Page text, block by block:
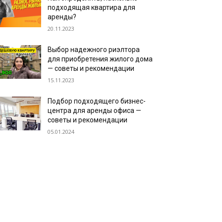
подходящая квартира для
аренды?
20.11.2023
Выбор надежного риэлтора
для приобретения жилого дома
— советы и рекомендации
15.11.2023
Подбор подходящего бизнес-
центра для аренды офиса —
советы и рекомендации
05.01.2024